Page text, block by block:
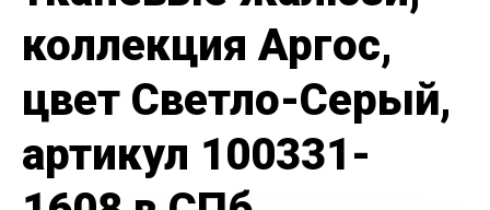
коллекция Аргос,
цвет Светло-Серый,
артикул 100331-